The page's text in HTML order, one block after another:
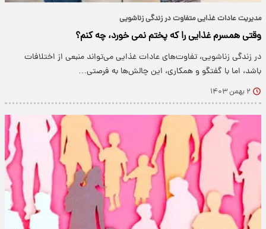
مدیریت عادات غذایی متفاوت در زندگی زناشویی
وقتی همسرم غذایی را که پختم نمی خورد، چه کنم؟
در زندگی زناشویی، تفاوت‌های عادات غذایی می‌تواند منبعی از اختلافات
باشد، اما با گفتگو و همکاری، این چالش‌ها به فرصتی…
۲ بهمن ۱۴۰۳